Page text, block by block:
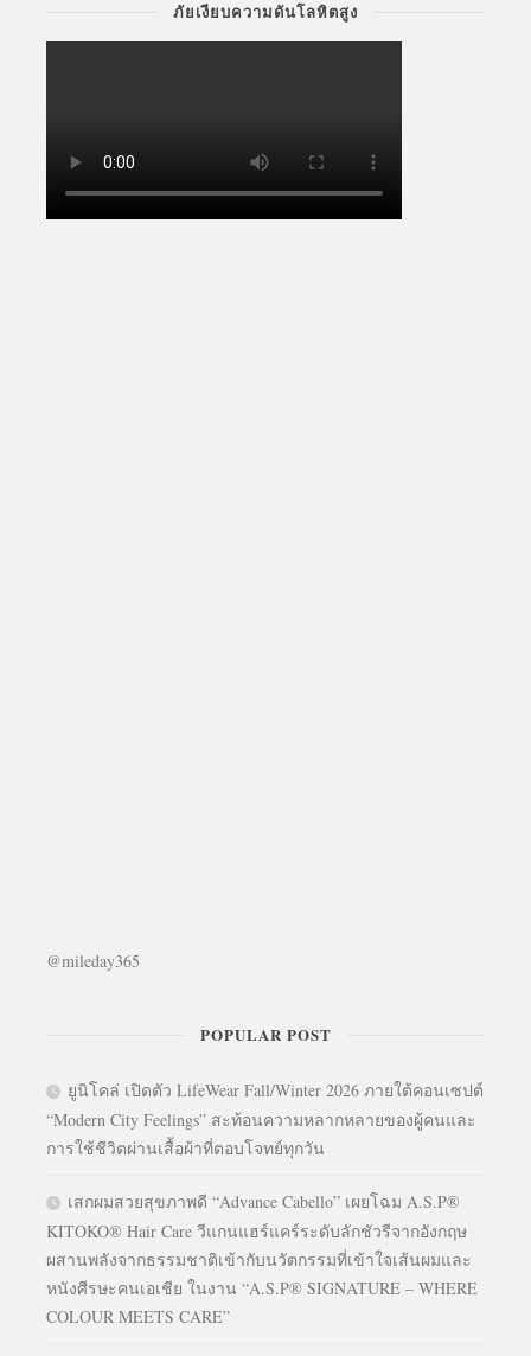
ภัยเงียบความดันโลหิตสูง
@mileday365
POPULAR POST
ยูนิโคล่ เปิดตัว LifeWear Fall/Winter 2026 ภายใต้คอนเซปต์
“Modern City Feelings” สะท้อนความหลากหลายของผู้คนและ
การใช้ชีวิตผ่านเสื้อผ้าที่ตอบโจทย์ทุกวัน
เสกผมสวยสุขภาพดี “Advance Cabello” เผยโฉม A.S.P®
KITOKO® Hair Care วีแกนแฮร์แคร์ระดับลักชัวรีจากอังกฤษ
ผสานพลังจากธรรมชาติเข้ากับนวัตกรรมที่เข้าใจเส้นผมและ
หนังศีรษะคนเอเชีย ในงาน “A.S.P® SIGNATURE – WHERE
COLOUR MEETS CARE”